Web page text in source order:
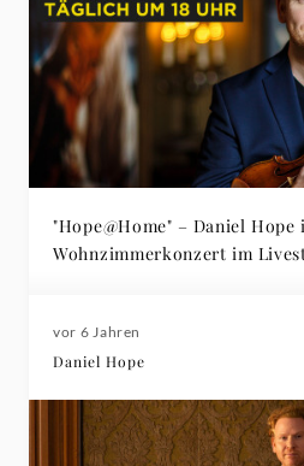
"Hope@Home" – Daniel
Wohnzimmerkonzert im
vor 6 Jahren
Daniel Hope